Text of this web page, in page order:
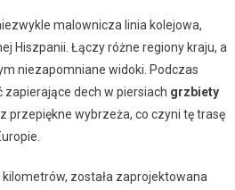
malownicza linia kolejowa,
Hiszpanii. Łączy różne regiony kraju, a
niezapomniane widoki. Podczas
dech w piersiach grzbiety
przepiękne wybrzeża, co czyni tę trasę
kilometrów, została zaprojektowana